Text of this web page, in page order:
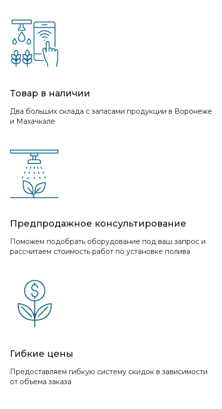
Товар в наличии
Два больших склада с запасами продукции в Воронеже
и Махачкале
Предпродажное консультирование
Поможем подобрать оборудование под ваш запрос и
рассчитаем стоимость работ по установке полива
Гибкие цены
Предоставляем гибкую систему скидок в зависимости
от объема заказа